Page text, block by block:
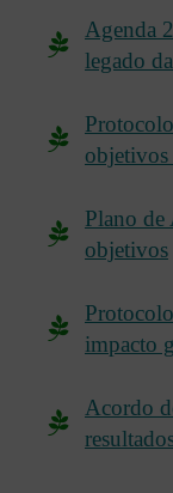
Agenda
legado
objetivos
Plano de
objetivos
impacto
Acordo